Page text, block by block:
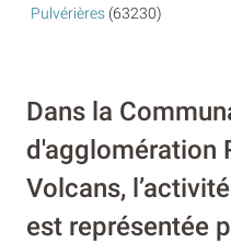
Pulvérières (63230)
Dans la
d'agglomération
Volcans,
est représentée